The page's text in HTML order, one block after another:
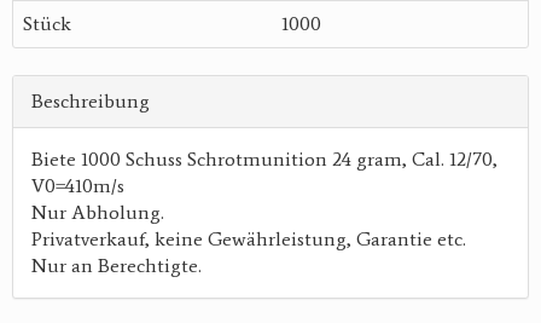
Stück 1000
Beschreibung
Biete 1000 Schuss Schrotmunition 24 gram, Cal. 12/70,
V0=410m/s
Nur Abholung.
Privatverkauf, keine Gewährleistung, Garantie etc.
Nur an Berechtigte.